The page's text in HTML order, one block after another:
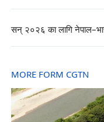
सन् २०२६ का लागि
MORE FORM CGTN